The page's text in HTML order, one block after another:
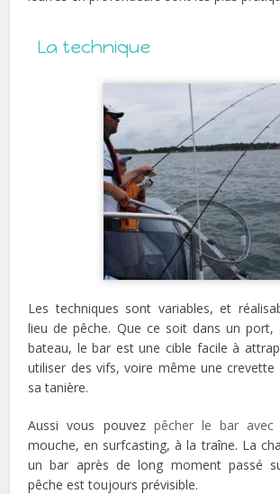
La technique
Les techniques sont variables, et
lieu de pêche. Que ce soit dans un
bateau, le bar est une cible facile à
utiliser des vifs, voire même une
sa tanière.
Aussi vous pouvez pêcher le bar avec
mouche, en surfcasting, à la traîne. La
un bar après de long moment passé
pêche est toujours prévisible.